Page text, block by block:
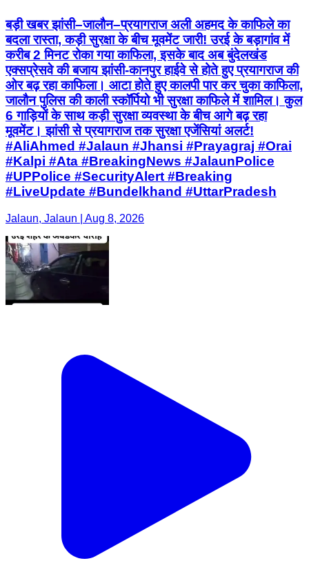
बड़ी खबर झांसी–जालौन–प्रयागराज अली अहमद के काफिले का
बदला रास्ता, कड़ी सुरक्षा के बीच मूवमेंट जारी! उरई के बड़ागांव में
करीब 2 मिनट रोका गया काफिला, इसके बाद अब बुंदेलखंड
एक्सप्रेसवे की बजाय झांसी-कानपुर हाईवे से होते हुए प्रयागराज की
ओर बढ़ रहा काफिला। आटा होते हुए कालपी पार कर चुका काफिला,
जालौन पुलिस की काली स्कॉर्पियो भी सुरक्षा काफिले में शामिल। कुल
6 गाड़ियों के साथ कड़ी सुरक्षा व्यवस्था के बीच आगे बढ़ रहा
मूवमेंट। झांसी से प्रयागराज तक सुरक्षा एजेंसियां अलर्ट!
#AliAhmed #Jalaun #Jhansi #Prayagraj #Orai
#Kalpi #Ata #BreakingNews #JalaunPolice
#UPPolice #SecurityAlert #Breaking
#LiveUpdate #Bundelkhand #UttarPradesh
Jalaun, Jalaun | Aug 8, 2026